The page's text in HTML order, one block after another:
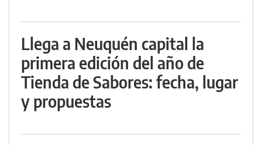
Llega a Neuquén capital la
primera edición del año de
Tienda de Sabores: fecha, lugar
y propuestas